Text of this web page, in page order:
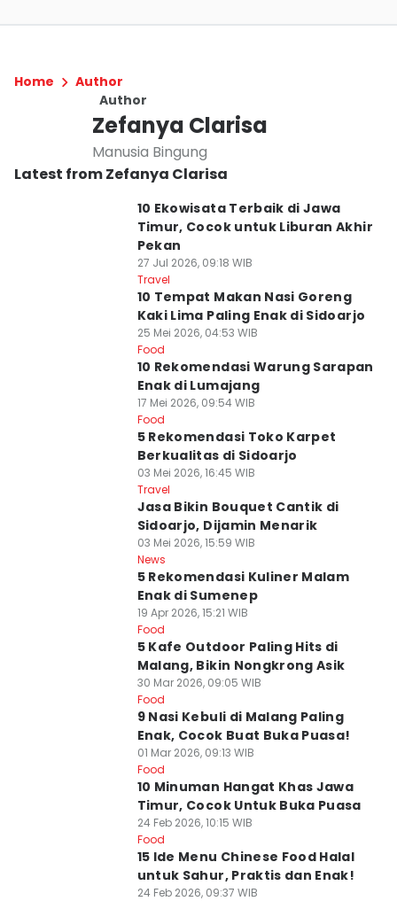
Home
Author
Author
Zefanya Clarisa
Manusia Bingung
Latest from Zefanya Clarisa
10 Ekowisata Terbaik di Jawa
Timur, Cocok untuk Liburan Akhir
Pekan
27 Jul 2026, 09:18 WIB
Travel
10 Tempat Makan Nasi Goreng
Kaki Lima Paling Enak di Sidoarjo
25 Mei 2026, 04:53 WIB
Food
10 Rekomendasi Warung Sarapan
Enak di Lumajang
17 Mei 2026, 09:54 WIB
Food
5 Rekomendasi Toko Karpet
Berkualitas di Sidoarjo
03 Mei 2026, 16:45 WIB
Travel
Jasa Bikin Bouquet Cantik di
Sidoarjo, Dijamin Menarik
03 Mei 2026, 15:59 WIB
News
5 Rekomendasi Kuliner Malam
Enak di Sumenep
19 Apr 2026, 15:21 WIB
Food
5 Kafe Outdoor Paling Hits di
Malang, Bikin Nongkrong Asik
30 Mar 2026, 09:05 WIB
Food
9 Nasi Kebuli di Malang Paling
Enak, Cocok Buat Buka Puasa!
01 Mar 2026, 09:13 WIB
Food
10 Minuman Hangat Khas Jawa
Timur, Cocok Untuk Buka Puasa
24 Feb 2026, 10:15 WIB
Food
15 Ide Menu Chinese Food Halal
untuk Sahur, Praktis dan Enak!
24 Feb 2026, 09:37 WIB